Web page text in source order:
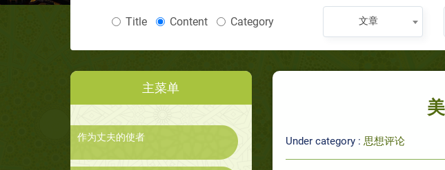
Title Content Category 文章
主菜单
作为丈夫的使者 Under category : 思想评论